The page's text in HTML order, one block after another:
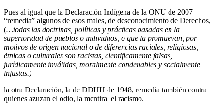
Pues al igual que la Declaración Indígena de la ONU de 2007
“remedia” algunos de esos males, de desconocimiento de Derechos,
(…todas las doctrinas, políticas y prácticas basadas en la
superioridad de pueblos o individuos, o que la promuevan, por
motivos de origen nacional o de diferencias raciales, religiosas,
étnicas o culturales son racistas, científicamente falsas,
jurídicamente inválidas, moralmente condenables y socialmente
injustas.)
la otra Declaración, la de DDHH de 1948, remedia también contra
quienes azuzan el odio, la mentira, el racismo.